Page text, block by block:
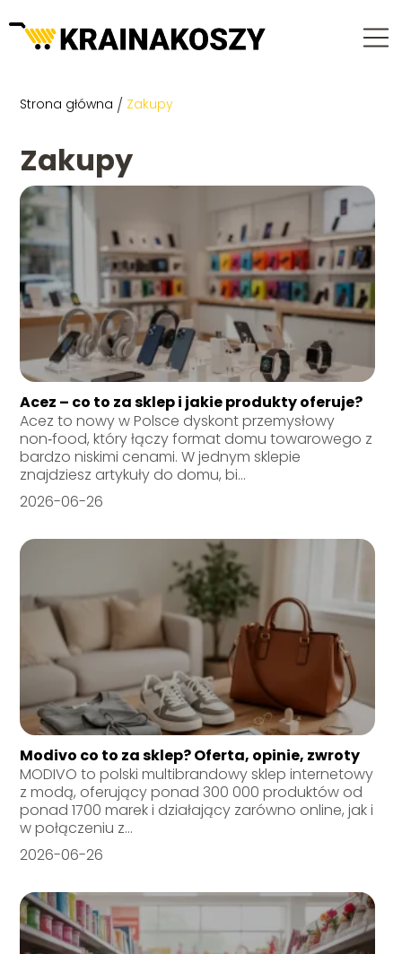
Strona główna / Zakupy
Zakupy
Acez – co to za sklep i jakie produkty oferuje?
Acez to nowy w Polsce dyskont przemysłowy
non‑food, który łączy format domu towarowego z
bardzo niskimi cenami. W jednym sklepie
znajdziesz artykuły do domu, bi...
2026-06-26
Modivo co to za sklep? Oferta, opinie, zwroty
MODIVO to polski multibrandowy sklep internetowy
z modą, oferujący ponad 300 000 produktów od
ponad 1700 marek i działający zarówno online, jak i
w połączeniu z...
2026-06-26